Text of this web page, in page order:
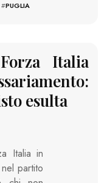
#PUGLIA
Italia
esulta
Italia in
partito